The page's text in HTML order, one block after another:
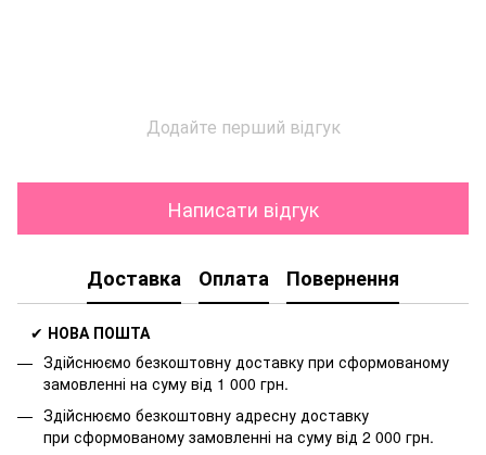
Додайте перший відгук
Написати відгук
Доставка Оплата Повернення
✔ НОВА ПОШТА
Здійснюємо безкоштовну доставку при сформованому
замовленні на суму від 1 000 грн.
Здійснюємо безкоштовну адресну доставку
при сформованому замовленні на суму від 2 000 грн.